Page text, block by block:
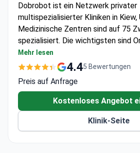
Dobrobot ist ein Netzwerk privater
multispezialisierter Kliniken in Kiew,
Medizinische Zentren sind auf 75
spezialisiert. Die wichtigsten sind
Herzchirurgie, endovaskuläre
Chirurgie, Orthopädie und
Operationen pro Jahr durch.
Über 330.000 Patienten werden
Mehr lesen
4.45 Bewertungen
Preis auf Anfrage
Kostenloses Angebot
Klinik-Seite